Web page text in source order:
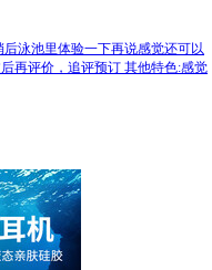
泳池里体验一下再说感觉还可以
再评价，追评预订 其他特色:感觉